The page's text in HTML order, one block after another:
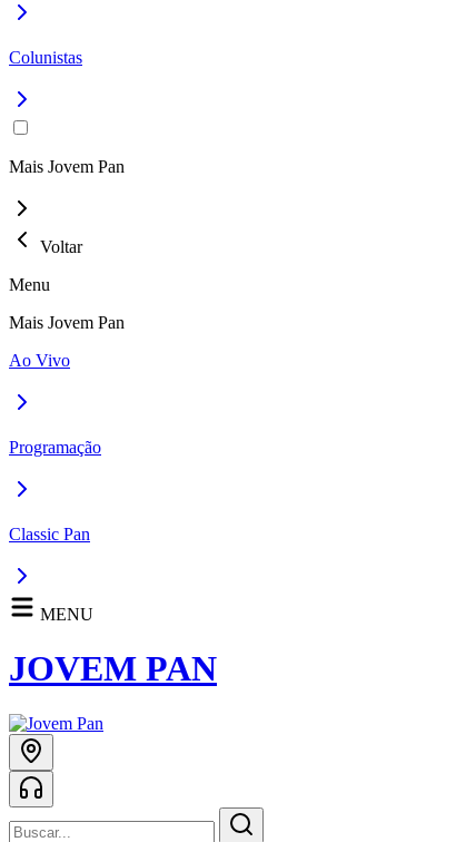
Colunistas
Mais Jovem Pan
Voltar
Menu
Mais Jovem Pan
Ao Vivo
Programação
Classic Pan
MENU
JOVEM PAN